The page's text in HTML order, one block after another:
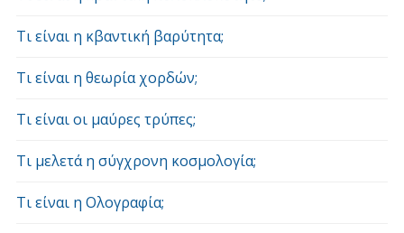
Τι είναι η κβαντική βαρύτητα;
Τι είναι η θεωρία χορδών;
Τι είναι οι μαύρες τρύπες;
Τι μελετά η σύγχρονη κοσμολογία;
Τι είναι η Ολογραφία;